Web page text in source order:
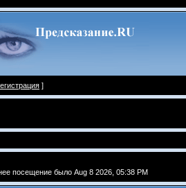
]
посещение было Aug 8 2026, 05:38 PM